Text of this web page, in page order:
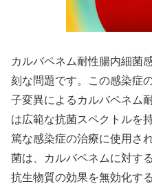
カルバペネム耐性腸内細菌
刻な問題です。この感染症
子変異によるカルバペネム
は広範な抗菌スペクトルを
篤な感染症の治療に使用さ
菌は、カルバペネムに対す
抗生物質の効果を無効化す